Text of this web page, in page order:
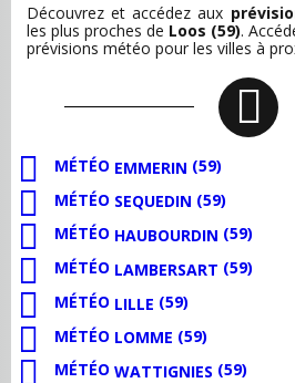
Découvrez et accédez aux
les plus proches de Loos (59).
prévisions météo pour les villes à
MÉTÉO EMMERIN (59)
MÉTÉO SEQUEDIN (59)
MÉTÉO HAUBOURDIN (59)
MÉTÉO LAMBERSART (59)
MÉTÉO LILLE (59)
MÉTÉO LOMME (59)
MÉTÉO WATTIGNIES (59)